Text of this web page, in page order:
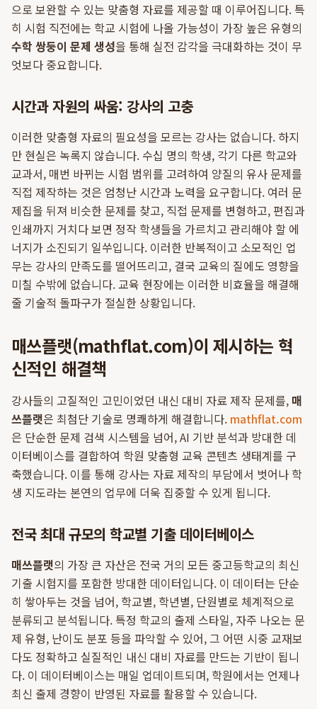
으로 보완할 수 있는 맞춤형 자료를 제공할 때 이루어집니다. 특
히 시험 직전에는 학교 시험에 나올 가능성이 가장 높은 유형의
수학 쌍둥이 문제 생성을 통해 실전 감각을 극대화하는 것이 무
엇보다 중요합니다.
시간과 자원의 싸움: 강사의 고충
이러한 맞춤형 자료의 필요성을 모르는 강사는 없습니다. 하지
만 현실은 녹록지 않습니다. 수십 명의 학생, 각기 다른 학교와
교과서, 매번 바뀌는 시험 범위를 고려하여 양질의 유사 문제를
직접 제작하는 것은 엄청난 시간과 노력을 요구합니다. 여러 문
제집을 뒤져 비슷한 문제를 찾고, 직접 문제를 변형하고, 편집과
인쇄까지 거치다 보면 정작 학생들을 가르치고 관리해야 할 에
너지가 소진되기 일쑤입니다. 이러한 반복적이고 소모적인 업
무는 강사의 만족도를 떨어뜨리고, 결국 교육의 질에도 영향을
미칠 수밖에 없습니다. 교육 현장에는 이러한 비효율을 해결해
줄 기술적 돌파구가 절실한 상황입니다.
매쓰플랫(mathflat.com)이 제시하는 혁
신적인 해결책
강사들의 고질적인 고민이었던 내신 대비 자료 제작 문제를, 매
쓰플랫은 최첨단 기술로 명쾌하게 해결합니다. mathflat.com
은 단순한 문제 검색 시스템을 넘어, AI 기반 분석과 방대한 데
이터베이스를 결합하여 학원 맞춤형 교육 콘텐츠 생태계를 구
축했습니다. 이를 통해 강사는 자료 제작의 부담에서 벗어나 학
생 지도라는 본연의 업무에 더욱 집중할 수 있게 됩니다.
전국 최대 규모의 학교별 기출 데이터베이스
매쓰플랫의 가장 큰 자산은 전국 거의 모든 중고등학교의 최신
기출 시험지를 포함한 방대한 데이터입니다. 이 데이터는 단순
히 쌓아두는 것을 넘어, 학교별, 학년별, 단원별로 체계적으로
분류되고 분석됩니다. 특정 학교의 출제 스타일, 자주 나오는 문
제 유형, 난이도 분포 등을 파악할 수 있어, 그 어떤 시중 교재보
다도 정확하고 실질적인 내신 대비 자료를 만드는 기반이 됩니
다. 이 데이터베이스는 매일 업데이트되며, 학원에서는 언제나
최신 출제 경향이 반영된 자료를 활용할 수 있습니다.